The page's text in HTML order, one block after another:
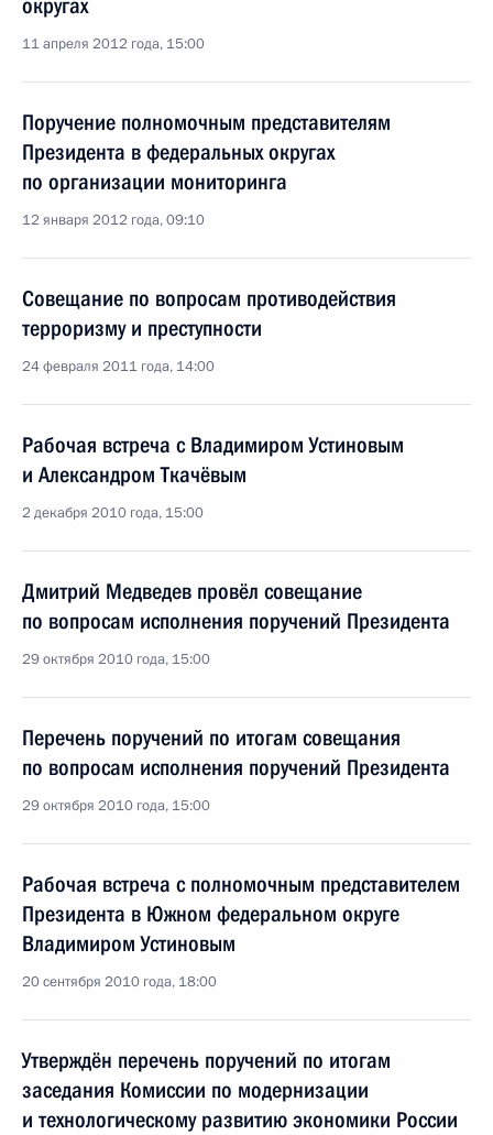
округах
11 апреля 2012 года, 15:00
Поручение полномочным представителям
Президента в федеральных округах
по организации мониторинга
12 января 2012 года, 09:10
Совещание по вопросам противодействия
терроризму и преступности
24 февраля 2011 года, 14:00
Рабочая встреча с Владимиром Устиновым
и Александром Ткачёвым
2 декабря 2010 года, 15:00
Дмитрий Медведев провёл совещание
по вопросам исполнения поручений Президента
29 октября 2010 года, 15:00
Перечень поручений по итогам совещания
по вопросам исполнения поручений Президента
29 октября 2010 года, 15:00
Рабочая встреча с полномочным представителем
Президента в Южном федеральном округе
Владимиром Устиновым
20 сентября 2010 года, 18:00
Утверждён перечень поручений по итогам
заседания Комиссии по модернизации
и технологическому развитию экономики России